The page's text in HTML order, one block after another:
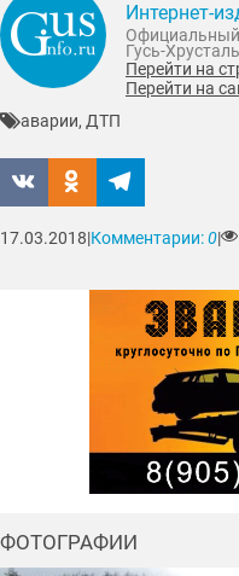
Интернет-
Гусь-
Перейти на
Перейти на
аварии, ДТП
17.03.2018|Комментарии:0|
ФОТОГРАФИИ